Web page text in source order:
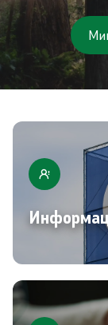
Конкурси
Завршени
Изјава за